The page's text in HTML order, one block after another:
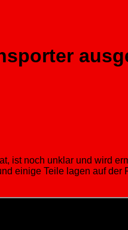
ist noch unklar und wird
einige Teile lagen auf der